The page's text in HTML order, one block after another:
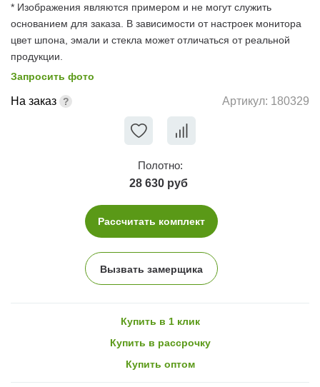
* Изображения являются примером и не могут служить
основанием для заказа. В зависимости от настроек монитора
цвет шпона, эмали и стекла может отличаться от реальной
продукции.
Запросить фото
На заказ Артикул: 180329
Полотно:
28 630 руб
Рассчитать комплект
Вызвать замерщика
Купить в 1 клик
Купить в рассрочку
Купить оптом